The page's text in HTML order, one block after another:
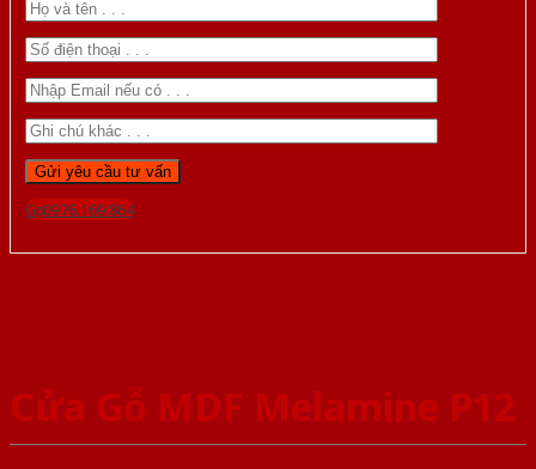
Gọi 0976.169.864
Cửa Gỗ MDF Melamine P12